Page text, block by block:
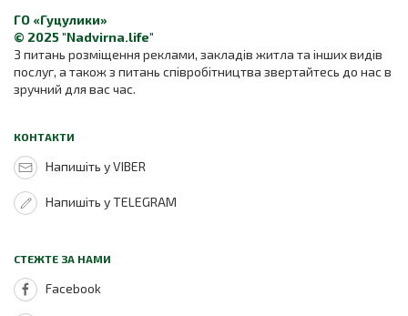
ГО «Гуцулики»
© 2025 "Nadvirna.life"
З питань розміщення реклами, закладів житла та інших видів
послуг, а також з питань співробітництва звертайтесь до нас в
зручний для вас час.
КОНТАКТИ
Напишіть у VIBER
Напишіть у TELEGRAM
СТЕЖТЕ ЗА НАМИ
Facebook